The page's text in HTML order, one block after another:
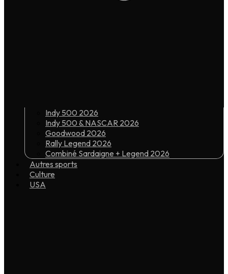
Indy 500 2026
Indy 500 & NASCAR 2026
Goodwood 2026
Rally Legend 2026
Combiné Sardaigne + Legend 2026
Autres sports
Culture
USA